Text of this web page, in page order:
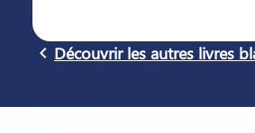
navigate_before Découvrir les autres livres